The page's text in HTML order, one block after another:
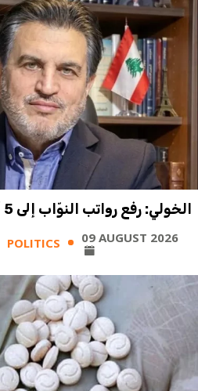
الخولي: رفع رواتب النوّاب إلى 5 آلاف دولار غير مبرّر!
POLITICS 09 AUGUST 2026